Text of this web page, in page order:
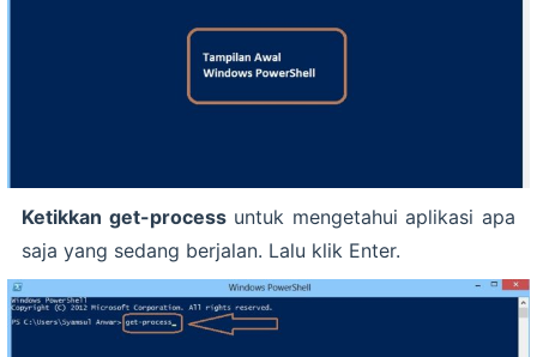
Ketikkan get-processuntuk mengetahui aplikasi apa
saja yang sedang berjalan. Lalu klik Enter.